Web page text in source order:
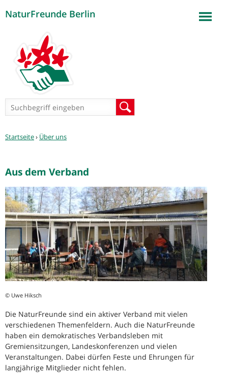
NaturFreunde Berlin
Suchformular
Sie
Startseite› Über uns
Aus dem Verband
© Uwe Hiksch
Die NaturFreunde sind ein aktiver Verband mit vielen
verschiedenen Themenfeldern. Auch die NaturFreunde
haben ein demokratisches Verbandsleben mit
Gremiensitzungen, Landeskonferenzen und vielen
Veranstaltungen. Dabei dürfen Feste und Ehrungen für
langjährige Mitglieder nicht fehlen.